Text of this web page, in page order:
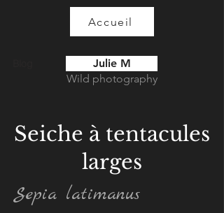
Accueil
Julie M
Wild photography
Seiche à tentacules
larges
Sepia latimanus